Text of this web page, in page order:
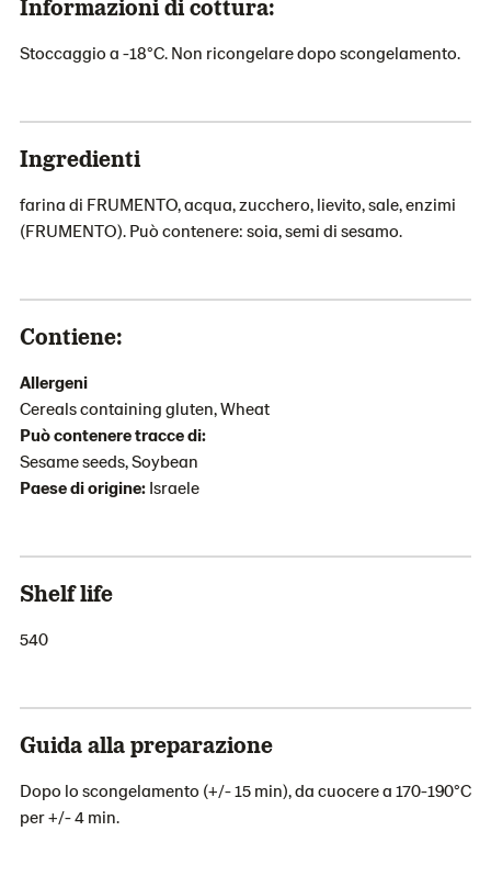
Informazioni di cottura:
Stoccaggio a -18°C. Non ricongelare dopo scongelamento.
Ingredienti
farina di FRUMENTO, acqua, zucchero, lievito, sale, enzimi
(FRUMENTO). Può contenere: soia, semi di sesamo.
Contiene:
Allergeni
Cereals containing gluten, Wheat
Può contenere tracce di:
Sesame seeds, Soybean
Paese di origine: Israele
Shelf life
540
Guida alla preparazione
Dopo lo scongelamento (+/- 15 min), da cuocere a 170-190°C
per +/- 4 min.